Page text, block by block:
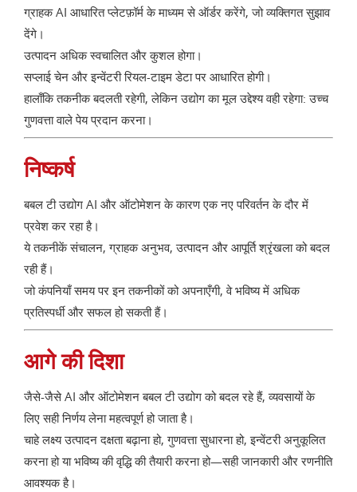
ग्राहक AI आधारित प्लेटफ़ॉर्म के माध्यम से ऑर्डर करेंगे, जो व्यक्तिगत सुझाव
देंगे।
उत्पादन अधिक स्वचालित और कुशल होगा।
सप्लाई चेन और इन्वेंटरी रियल-टाइम डेटा पर आधारित होगी।
हालाँकि तकनीक बदलती रहेगी, लेकिन उद्योग का मूल उद्देश्य वही रहेगा: उच्च
गुणवत्ता वाले पेय प्रदान करना।
निष्कर्ष
बबल टी उद्योग AI और ऑटोमेशन के कारण एक नए परिवर्तन के दौर में
प्रवेश कर रहा है।
ये तकनीकें संचालन, ग्राहक अनुभव, उत्पादन और आपूर्ति श्रृंखला को बदल
रही हैं।
जो कंपनियाँ समय पर इन तकनीकों को अपनाएँगी, वे भविष्य में अधिक
प्रतिस्पर्धी और सफल हो सकती हैं।
आगे की दिशा
जैसे-जैसे AI और ऑटोमेशन बबल टी उद्योग को बदल रहे हैं, व्यवसायों के
लिए सही निर्णय लेना महत्वपूर्ण हो जाता है।
चाहे लक्ष्य उत्पादन दक्षता बढ़ाना हो, गुणवत्ता सुधारना हो, इन्वेंटरी अनुकूलित
करना हो या भविष्य की वृद्धि की तैयारी करना हो—सही जानकारी और रणनीति
आवश्यक है।